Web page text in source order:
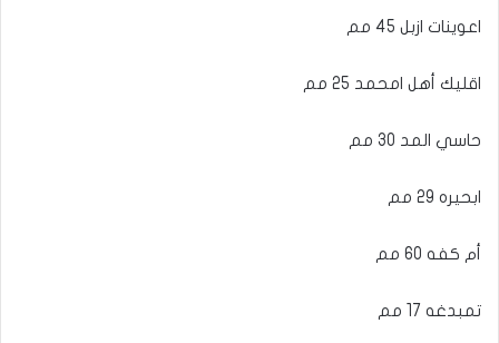
اعوينات ازبل 45 مم
اقليك أهل امحمد 25 مم
حاسي المد 30 مم
ابحيره 29 مم
أم كفه 60 مم
تمبدغه 17 مم